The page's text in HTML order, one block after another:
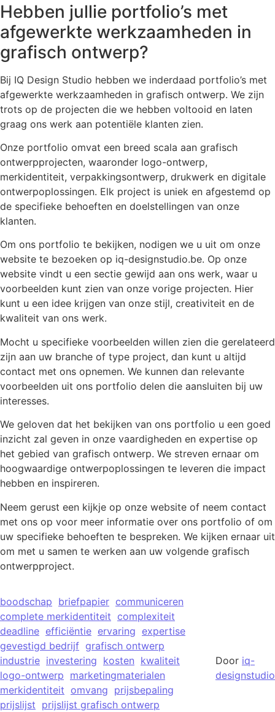
Hebben jullie portfolio’s met
afgewerkte werkzaamheden in
grafisch ontwerp?
Bij IQ Design Studio hebben we inderdaad portfolio’s met
afgewerkte werkzaamheden in grafisch ontwerp. We zijn
trots op de projecten die we hebben voltooid en laten
graag ons werk aan potentiële klanten zien.
Onze portfolio omvat een breed scala aan grafisch
ontwerpprojecten, waaronder logo-ontwerp,
merkidentiteit, verpakkingsontwerp, drukwerk en digitale
ontwerpoplossingen. Elk project is uniek en afgestemd op
de specifieke behoeften en doelstellingen van onze
klanten.
Om ons portfolio te bekijken, nodigen we u uit om onze
website te bezoeken op iq-designstudio.be. Op onze
website vindt u een sectie gewijd aan ons werk, waar u
voorbeelden kunt zien van onze vorige projecten. Hier
kunt u een idee krijgen van onze stijl, creativiteit en de
kwaliteit van ons werk.
Mocht u specifieke voorbeelden willen zien die gerelateerd
zijn aan uw branche of type project, dan kunt u altijd
contact met ons opnemen. We kunnen dan relevante
voorbeelden uit ons portfolio delen die aansluiten bij uw
interesses.
We geloven dat het bekijken van ons portfolio u een goed
inzicht zal geven in onze vaardigheden en expertise op
het gebied van grafisch ontwerp. We streven ernaar om
hoogwaardige ontwerpoplossingen te leveren die impact
hebben en inspireren.
Neem gerust een kijkje op onze website of neem contact
met ons op voor meer informatie over ons portfolio of om
uw specifieke behoeften te bespreken. We kijken ernaar uit
om met u samen te werken aan uw volgende grafisch
ontwerpproject.
boodschap briefpapier communiceren
complete merkidentiteit complexiteit
deadline efficiëntie ervaring expertise
gevestigd bedrijf grafisch ontwerp
industrie investering kosten kwaliteit
logo-ontwerp marketingmaterialen
merkidentiteit omvang prijsbepaling
prijslijst prijslijst grafisch ontwerp
Door iq-
designstudio